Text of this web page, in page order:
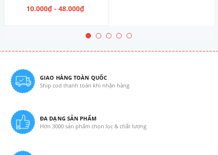
10.000₫ - 48.000₫
GIAO HÀNG TOÀN QUỐC
Ship cod thanh toán khi nhận hàng
ĐA DẠNG SẢN PHẨM
Hơn 3000 sản phẩm chọn lọc & chất lượng